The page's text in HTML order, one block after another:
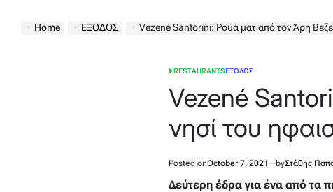
Home ΕΞΟΔΟΣ Vezené Santorini: Ρουά ματ από τον Άρη
POSTED
RESTAURANTSΕΞΟΔΟΣ
Vezené
νησί του
Posted onOctober 7, 2021 byΣτάθης
Δεύτερη έδρα για ένα από τα